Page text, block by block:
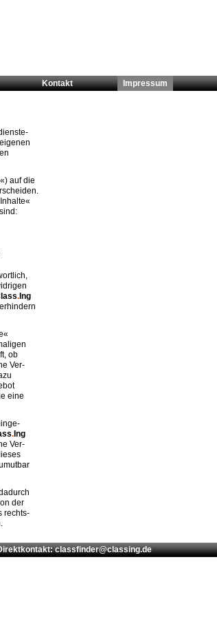
Kontakt Impressum
auf die
. Ing
ob
Ver-
eine
. Ing
Ver-
der
rechts-
classfinder@classing.de